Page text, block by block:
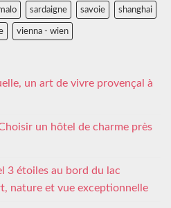
sardaigne savoie shanghai
vienna - wien
un art de vivre provençal à
un hôtel de charme près
3 étoiles au bord du lac
nature et vue exceptionnelle